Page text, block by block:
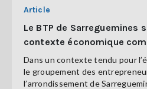
Article
Le BTP de Sarreguemines
contexte économique
Dans un contexte tendu pour
le groupement des
l’arrondissement de